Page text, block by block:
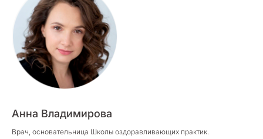
Анна Владимирова
Врач, основательница Школы оздоравливающих практик.